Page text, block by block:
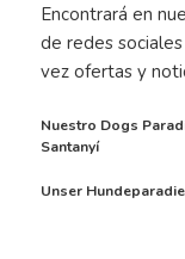
Encontrará en
de redes
vez ofertas y
Nuestro Dogs
Santanyí
Unser